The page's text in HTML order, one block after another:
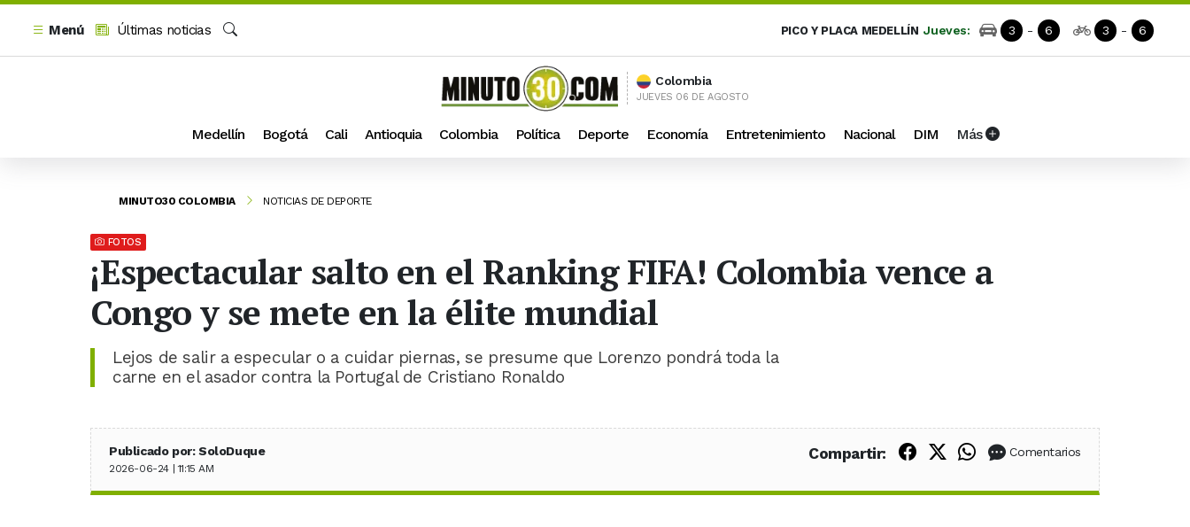
Menú
Últimas noticias
PICO Y PLACA MEDELLÍN Jueves: 3 - 6 3 - 6
Colombia
JUEVES 06 DE AGOSTO
Medellín Bogotá Cali Antioquia Colombia Política Deporte Economía Entretenimiento Nacional DIM Más
MINUTO30 COLOMBIA NOTICIAS DE DEPORTE
FOTOS
¡Espectacular salto en el Ranking FIFA! Colombia vence a
Congo y se mete en la élite mundial
Lejos de salir a especular o a cuidar piernas, se presume que Lorenzo pondrá toda la
carne en el asador contra la Portugal de Cristiano Ronaldo
Publicado por: SoloDuque
2026-06-24 | 11:15 AM
Compartir: Compartir en Facebook
Compartir en X (Twitter)
Compartir en WhatsApp
Comentarios